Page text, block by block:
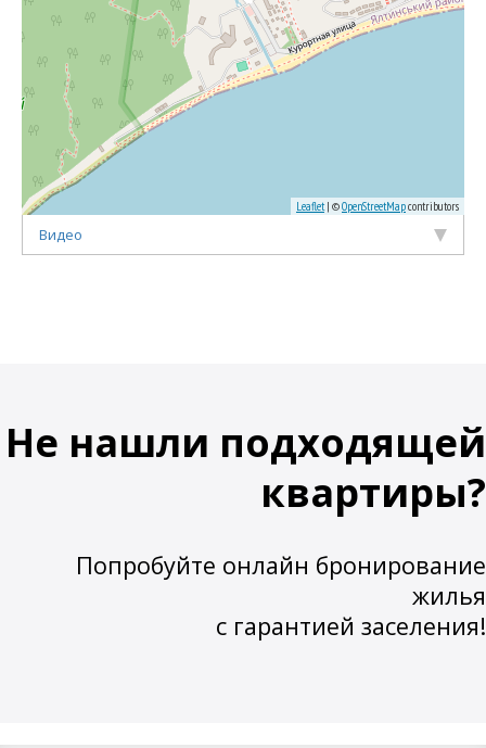
Leaflet| ©OpenStreetMapcontributors
Видео
Не нашли подходящей
квартиры?
Попробуйте онлайн бронирование
жилья
с гарантией заселения!